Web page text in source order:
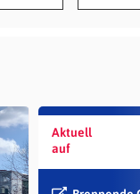
Aktuell
auf